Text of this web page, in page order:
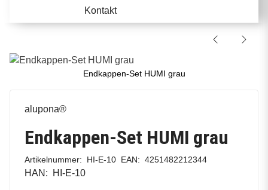
Kontakt
alupona®
Endkappen-Set HUMI grau
Artikelnummer: HI-E-10 EAN: 4251482212344
HAN: HI-E-10
Endkappen-Set HUMI grau